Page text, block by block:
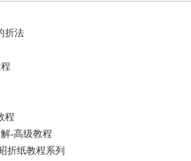
折法
程
-高级教程
折纸教程系列